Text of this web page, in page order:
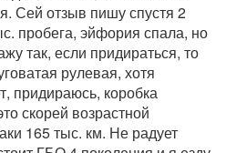
Сей отзыв пишу спустя 2
пробега, эйфория спала, но
так, если придираться, то
рулевая, хотя
придираюсь, коробка
скорей возрастной
165 тыс. км. Не радует